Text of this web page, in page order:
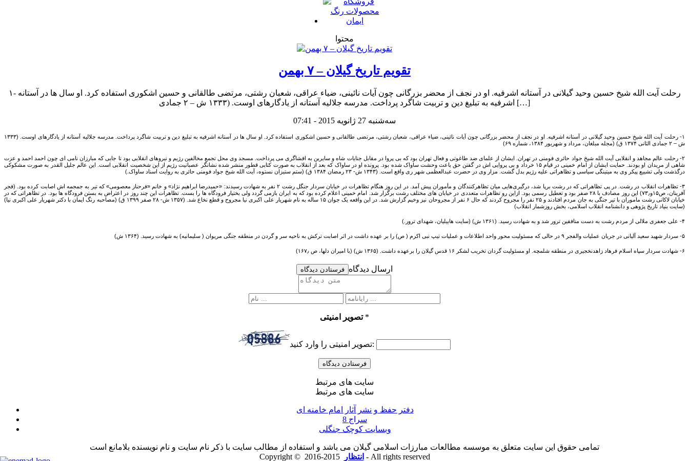
محتوا
تقویم تاریخ گیلان – ۷ بهمن
۱- رحلت آیت الله شیخ حسین وحید گیلانی در آستانه اشرفیه. او در نجف از محضر بزرگانی چون آیات نائینی، ضیاء عراقی، شعبان رشتی، مرتضی طالقانی و حسین اشکوری استفاده کرد. او سال ها در آستانه
اشرفیه به تبلیغ دین و تربیت شاگرد پرداخت. مدرسه جلالیه آستانه از یادگارهای اوست. (۱۳۳۳ ش – ۲ جمادی […]
سه‌شنبه 27 ژانویه 2015 - 07:41
۱- رحلت آیت الله شیخ حسین وحید گیلانی در آستانه اشرفیه. او در نجف از محضر بزرگانی چون آیات نائینی، ضیاء عراقی، شعبان رشتی، مرتضی طالقانی و حسین اشکوری استفاده کرد. او سال ها در آستانه اشرفیه به تبلیغ دین و تربیت شاگرد پرداخت. مدرسه جلالیه آستانه از یادگارهای اوست. (۱۳۳۳
ش – ۲ جمادی الثانی ۱۳۷۴ ق) (مجله مبلغان، مرداد و شهریور ۱۳۸۴، شماره ۶۹)
۲- رحلت عالم مجاهد و انقلابی آیت الله شیخ جواد حائری فومنی در تهران. ایشان از علمای ضد طاغوتی و فعال تهران بود که بی پروا در مقابل جنایات شاه و سایرین به افشاگری می پرداخت. مسجد وی محل تجمع مخالفین رژیم و نیروهای انقلابی بود تا جایی که مبارزان نامی ای چون احمد احمد و عزت
شاهی از مریدان او بودند. حمایت ایشان از امام خمینی در قیام ۱۵ خرداد و بی پروایی اش در گفتن حق باعث وحشت ساواک شده بود. پرونده او در ساواک که بعد از انقلاب به صورت کتابی قطور منشر شده نشانگر عصبانیت رژیم از این شخصیت انقلابی است. این عالم جلیل القدر به صورت مشکوکی
درگذشت ولی تشییع پیکر وی به میتینگی سیاسی و تظاهراتی علیه رژیم بدل گشت. مزار وی در حضرت عبدالعظمی شهر ری واقع است. (۱۳۴۳ ش- ۲۳ رمضان ۱۳۸۴ ق) (ستم ستیزان نستوه، آیت الله شیخ جواد فومنی حائری به روایت اسناد ساواک.)
۳- تظاهرات انقلاب در رشت. در پی تظاهراتی که در رشت برپا شد، درگیری‌هایی میان تظاهرکنندگان و مأموران پیش آمد. در این روز هنگام تظاهرات در خیابان سردار جنگل رشت ۲ نفر به شهادت رسیدند: «حمیدرضا ابراهیم نژاد» و خانم «فرحناز معصومی» که تیر به جمجمه اش اصابت کرده بود. (فجر
آفرینان، ص۱۵و۷۳٫) این روز مصادف با ۲۸ صفر بود و تعطیل رسمی بود. ازاین رو تظاهرات متعددی در خیابان های مختلف رشت برگزار شد. امام خمینی اعلام کرده بود که به ایران بازمی گردد ولی بختیار فرودگاه ها را بست. تظاهرات این چند روز در اعتراض به بستن فرودگاه ها بود. در تظاهراتی که در
خیابان لاکانی رشت ماموران با تیر جنگی به جان مردم افتادند و ۲۵ نفر را مجروح کردند که حال ۶ نفر از مجروحان نیز وخیم گزارش شد. در این واقعه یک جوان ۱۵ ساله به نام شهریار علی اکبری نیا مجروح و قطع نخاع شد. (۱۳۵۷ ش- ۲۸ صفر ۱۳۹۹ ق) (مصاحبه رنگ ایمان با دکتر شهریار علی اکبری نیا)
(سایت بنیاد تاریخ پژوهی و دانشنامه انقلاب اسلامی، بخش روزشمار انقلاب)
۴- علی جعفری ملالی از مردم رشت به دست منافقین ترور شد و به شهادت رسید. (۱۳۶۱ ش) (سایت هابیلیان، شهدای ترور.)
۵- سردار شهید سعید آلیانی در جریان عملیات والفجر ۹ در حالی‌ که مسئولیت محور واحد اطلاعات و عملیات تیپ نبی‌ اکرم ( ص) را بر عهده داشت در اثر اصابت ترکش به ناحیه سر و گردن در منطقه جنگی‌ مریوان ( سلیمانیه) به شهادت رسید. (۱۳۶۴ ش)
۶- شهادت سردار سپاه اسلام فرهاد زاهدنخجیری در منطقه شلمچه. او مسئولیت گردان تخریب لشکر ۱۶ قدس گیلان را برعهده داشت. (۱۳۶۵ ش) (با امیران دلها، ص ۱۶۷٫)
فرستادن دیدگاه ارسال دیدگاه
تصویر امنیتی *
تصویر امنیتی را وارد کنید:
سایت های مرتبط
سایت های مرتبط
دفتر حفظ و نشر آثار امام خامنه ای
سراج 8
وبسایت کوچک جنگلی
تمامی حقوق این سایت متعلق به موسسه مطالعات مبارزات اسلامی گیلان می باشد و استفاده از مطالب سایت با ذکر نام سایت و نام نویسنده بلامانع است
Copyright ©
انتظار 2015-2016 - All rights reserved